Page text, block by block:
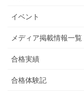
イベント
メディア掲載情報一覧
合格実績
合格体験記